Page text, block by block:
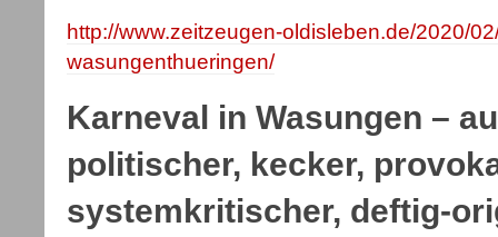
http://www.zeitzeugen-oldisleben.de/2020/
wasungenthueringen/
Karneval in Wasungen –
politischer, kecker,
systemkritischer, deftig-